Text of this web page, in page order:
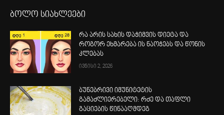
ბოლო სიახლეები
რა არის სახის დაჭიმვის დიეტა და
როგორ ეხმარება ის ნაოჭებს და წონის
კლებას
ივნისი 2, 2026
ბუნებრივი იმუნიტეტის
გამაძლიერებელი: რძე და თაფლი
გაციების წინააღმდეგ